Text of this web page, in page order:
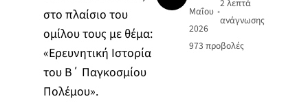
στο πλαίσιο του
ομίλου τους με θέμα:
«Ερευνητική Ιστορία
του Β΄ Παγκοσμίου
Πολέμου».
Μαΐου
2026
•
2 λεπτά
ανάγνωσης
973 προβολές